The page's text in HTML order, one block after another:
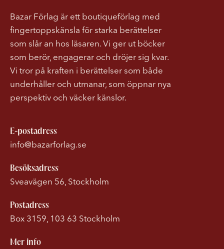
Bazar Förlag är ett boutiqueförlag med
fingertoppskänsla för starka berättelser
som slår an hos läsaren. Vi ger ut böcker
som berör, engagerar och dröjer sig kvar.
Vi tror på kraften i berättelser som både
underhåller och utmanar, som öppnar nya
perspektiv och väcker känslor.
E-postadress
info@bazarforlag.se
Besöksadress
Sveavägen 56, Stockholm
Postadress
Box 3159, 103 63 Stockholm
Mer info